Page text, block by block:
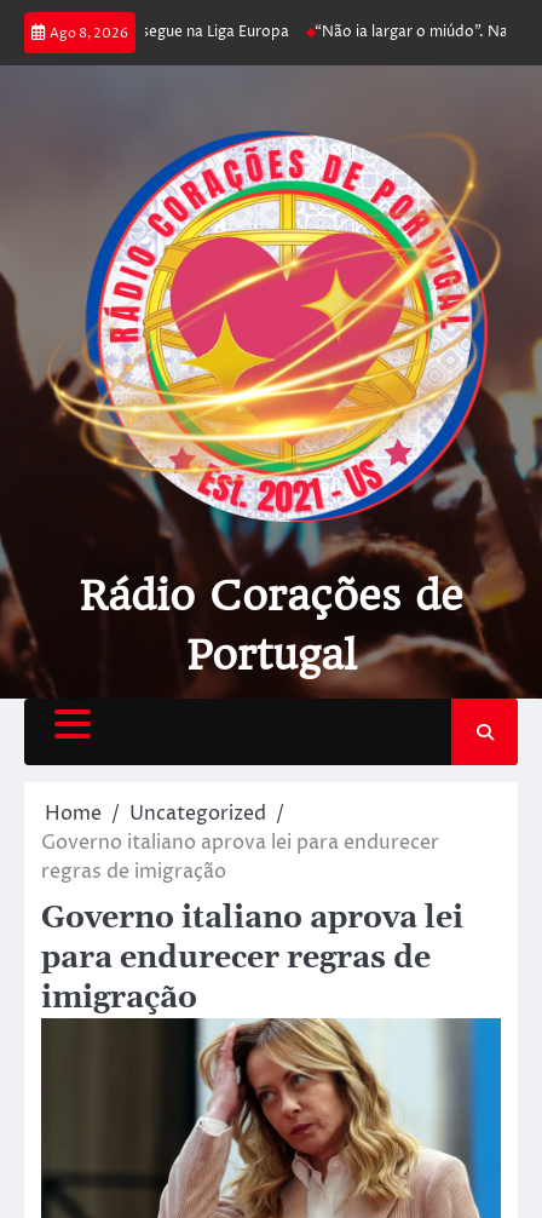
Ago 8, 2026
poker e prossegue na Liga Europa “Não ia largar o miúdo”.
Rádio Corações de
Portugal
Home
Uncategorized
Governo italiano aprova lei para endurecer
regras de imigração
Governo italiano aprova lei
para endurecer regras de
imigração